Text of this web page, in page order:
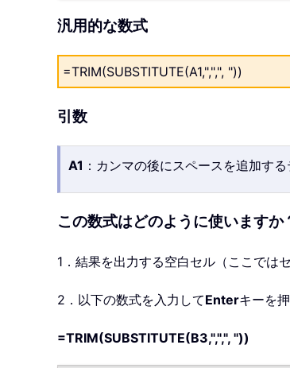
汎用的な数式
=TRIM(SUBSTITUTE(A1,",",", "))
引数
A1 ：カンマの後にスペースを追加す
この数式はどのように使いますか
1．結果を出力する空白セル（ここでは
2．以下の数式を入力してEnterキーを
=TRIM(SUBSTITUTE(B3,",",", "))